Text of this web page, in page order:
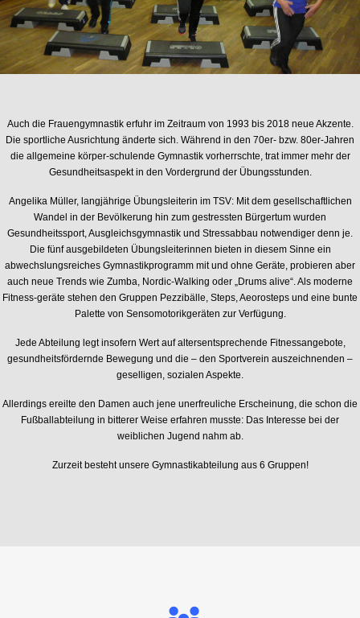
Auch die Frauengymnastik erfuhr im Zeitraum von 1993 bis 2018 neue Akzente.
Die sportliche Ausrichtung änderte sich. Während in den 70er- bzw. 80er-Jahren
die allgemeine körper-schulende Gymnastik vorherrschte, trat immer mehr der
Gesundheitsaspekt in den Vordergrund der Übungsstunden.
Angelika Müller, langjährige Übungsleiterin im TSV: Mit dem gesellschaftlichen
Wandel in der Bevölkerung hin zum gestressten Bürgertum wurden
Gesundheitssport, Ausgleichsgymnastik und Stressabbau notwendiger denn je.
Die fünf ausgebildeten Übungsleiterinnen bieten in diesem Sinne ein
abwechslungsreiches Gymnastikprogramm mit und ohne Geräte, probieren aber
auch neue Trends wie Zumba, Nordic-Walking oder „Drums alive“. Als moderne
Fitness-geräte stehen den Gruppen Pezzibälle, Steps, Aeorosteps und eine bunte
Palette von Sensomotorikgeräten zur Verfügung.
Jede Abteilung legt insofern Wert auf altersentsprechende Fitnessangebote,
gesundheitsfördernde Bewegung und die – den Sportverein auszeichnenden –
geselligen, sozialen Aspekte.
Allerdings ereilte den Damen auch jene unerfreuliche Erscheinung, die schon die
Fußballabteilung in bitterer Weise erfahren musste: Das Interesse bei der
weiblichen Jugend nahm ab.
Zurzeit besteht unsere Gymnastikabteilung aus 6 Gruppen!